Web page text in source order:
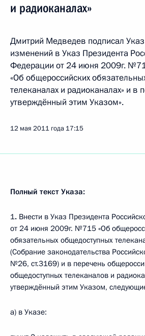
и радиоканалах»
Дмитрий Медведев подписал
изменений в Указ Президента
Федерации от 24 июня 2009г.
«Об общероссийских
телеканалах и радиоканалах» и в
утверждённый этим Указом».
12 мая 2011 года 17:15
Полный текст Указа:
1. Внести в Указ Президента
от 24 июня 2009г. №715 «Об
обязательных общедоступных
(Собрание законодательства
№26, ст.3169) и в перечень
общедоступных телеканалов и
утверждённый этим Указом,
а) в Указе: